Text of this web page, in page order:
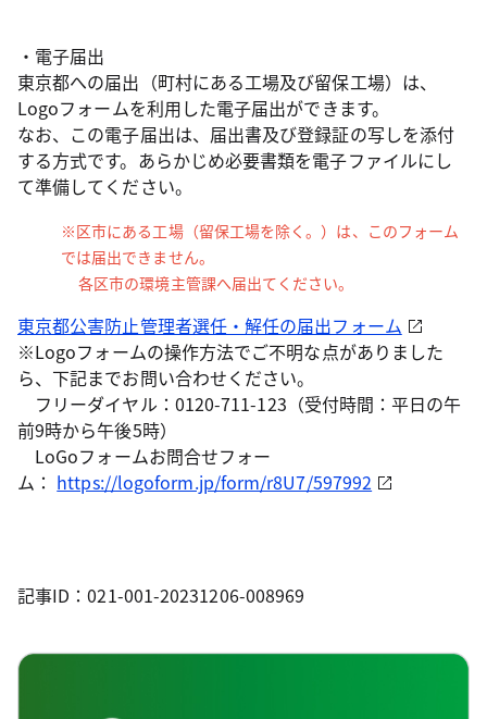
・電子届出
東京都への届出（町村にある工場及び留保工場）は、
Logoフォームを利用した電子届出ができます。
なお、この電子届出は、届出書及び登録証の写しを添付
する方式です。あらかじめ必要書類を電子ファイルにし
て準備してください。
※区市にある工場（留保工場を除く。）は、このフォーム
では届出できません。
各区市の環境主管課へ届出てください。
東京都公害防止管理者選任・解任の届出フォーム
※Logoフォームの操作方法でご不明な点がありました
ら、下記までお問い合わせください。
フリーダイヤル：0120-711-123（受付時間：平日の午
前9時から午後5時）
LoGoフォームお問合せフォー
ム： https://logoform.jp/form/r8U7/597992
記事ID：021-001-20231206-008969